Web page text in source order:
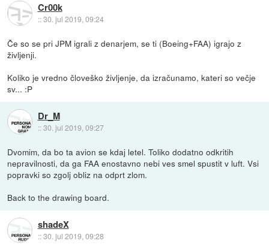
Cr00k
::30. jul 2019, 09:24
Če so se pri JPM igrali z denarjem, se ti (Boeing+FAA) igrajo z
življenji.
Koliko je vredno človeško življenje, da izračunamo, kateri so večje
sv... :P
Dr_M
::30. jul 2019, 09:27
Dvomim, da bo ta avion se kdaj letel. Toliko dodatno odkritih
nepravilnosti, da ga FAA enostavno nebi ves smel spustit v luft. Vsi
popravki so zgolj obliz na odprt zlom.
Back to the drawing board.
shadeX
::30. jul 2019, 09:28